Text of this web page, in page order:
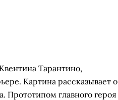
Тарантино,
Картина рассказывает о
Прототипом главного героя